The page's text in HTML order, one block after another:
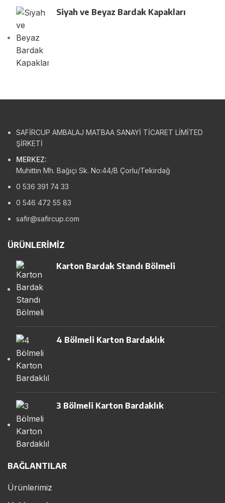
Siyah ve Beyaz Bardak Kapakları
SAFİRCUP AMBALAJ MATBAA SANAYİ TİCARET LİMİTED
ŞİRKETİ
MERKEZ:
Muhittin Mh. Bağiçi Sk. No:44/B Çorlu/Tekirdağ
0 536 391 74 33
0 546 472 55 83
safir@safircup.com
ÜRÜNLERIMIZ
Karton Bardak Standı Bölmeli
4 Bölmeli Karton Bardaklık
3 Bölmeli Karton Bardaklık
BAĞLANTILAR
Ürünlerimiz